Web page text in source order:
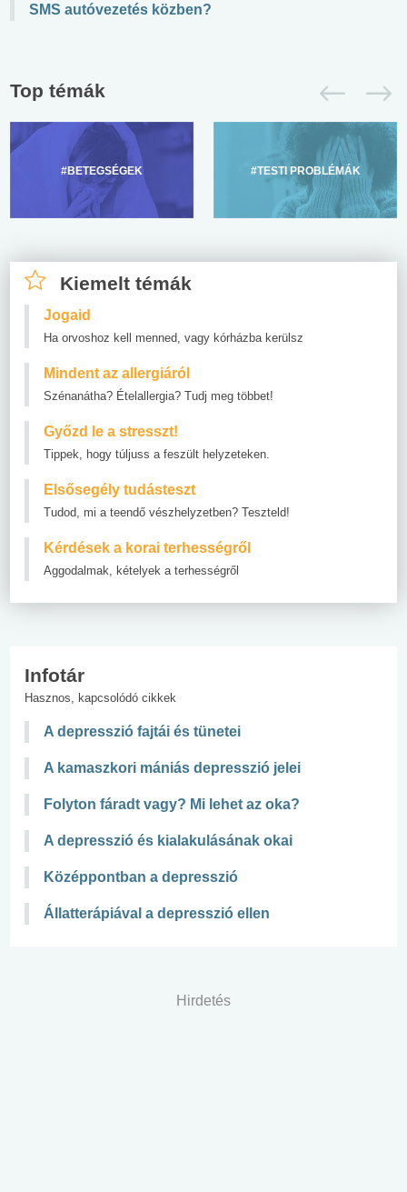
SMS autóvezetés közben?
Top témák
#BETEGSÉGEK #TESTI PROBLÉMÁK
Kiemelt témák
Jogaid
Ha orvoshoz kell menned, vagy kórházba kerülsz
Mindent az allergiáról
Szénanátha? Ételallergia? Tudj meg többet!
Győzd le a stresszt!
Tippek, hogy túljuss a feszült helyzeteken.
Elsősegély tudásteszt
Tudod, mi a teendő vészhelyzetben? Teszteld!
Kérdések a korai terhességről
Aggodalmak, kételyek a terhességről
Infotár
Hasznos, kapcsolódó cikkek
A depresszió fajtái és tünetei
A kamaszkori mániás depresszió jelei
Folyton fáradt vagy? Mi lehet az oka?
A depresszió és kialakulásának okai
Középpontban a depresszió
Állatterápiával a depresszió ellen
Hirdetés